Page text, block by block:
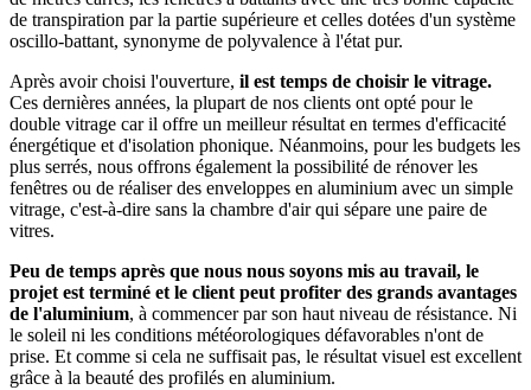
de transpiration par la partie supérieure et celles dotées d'un système
oscillo-battant, synonyme de polyvalence à l'état pur.
Après avoir choisi l'ouverture, il est temps de choisir le vitrage.
Ces dernières années, la plupart de nos clients ont opté pour le
double vitrage car il offre un meilleur résultat en termes d'efficacité
énergétique et d'isolation phonique. Néanmoins, pour les budgets les
plus serrés, nous offrons également la possibilité de rénover les
fenêtres ou de réaliser des enveloppes en aluminium avec un simple
vitrage, c'est-à-dire sans la chambre d'air qui sépare une paire de
vitres.
Peu de temps après que nous nous soyons mis au travail, le
projet est terminé et le client peut profiter des grands avantages
de l'aluminium, à commencer par son haut niveau de résistance. Ni
le soleil ni les conditions météorologiques défavorables n'ont de
prise. Et comme si cela ne suffisait pas, le résultat visuel est excellent
grâce à la beauté des profilés en aluminium.